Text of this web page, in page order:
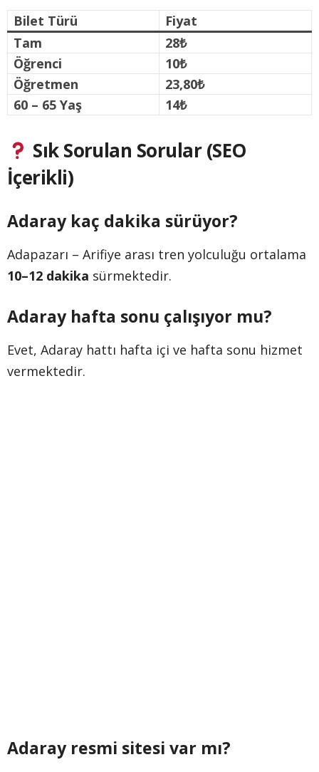
Bilet Türü
Fiyat
Tam
28₺
Öğrenci
10₺
Öğretmen
23,80₺
60 – 65 Yaş
14₺
Sık Sorulan Sorular (SEO
İçerikli)
Adaray kaç dakika sürüyor?
Adapazarı – Arifiye arası tren yolculuğu ortalama
10–12 dakika sürmektedir.
Adaray hafta sonu çalışıyor mu?
Evet, Adaray hattı hafta içi ve hafta sonu hizmet
vermektedir.
Adaray resmi sitesi var mı?